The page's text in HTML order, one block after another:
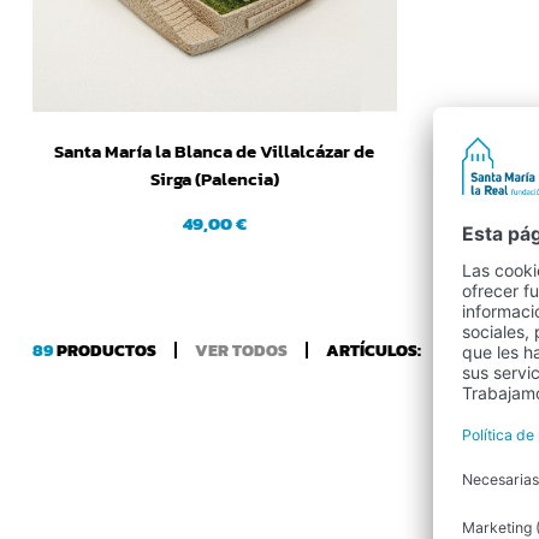
Santa María la Blanca de Villalcázar de
Sirga (Palencia)
49,00 €
89PRODUCTOS VER TODOS ARTÍCULOS: 12 24